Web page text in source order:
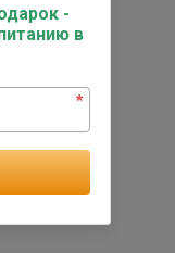
-
в
*